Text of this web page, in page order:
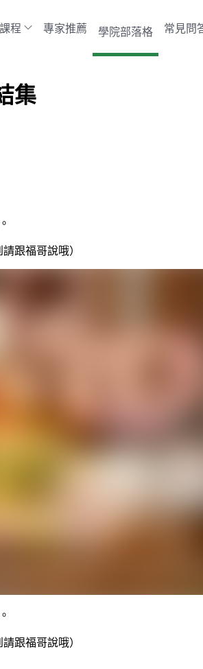
程 專家推薦 學院部落格 常見問
集
跟福哥說哦）
跟福哥說哦）